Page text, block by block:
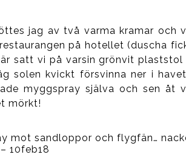
jag av två varma kramar och
på hotellet (duscha
satt vi på varsin grönvit plaststol
solen kvickt försvinna ner i
myggspray själva och sen åt
mörkt!
mot sandloppor och flygfän…
10feb18